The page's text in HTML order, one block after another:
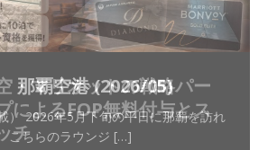
・マリオットの戦略パー
によるFOP無料付与とス
チ
那覇空港 (2026/05)
） 2026年5月下旬の平日に那覇を訪れ
こちらのラウンジ […]
Lounge スワ
際空港国内線ラウンジ
空港国際線ファースト
ジ (2026/01)
2026年1月、毎年恒例の新年の羽田
ウェイズ スワンナプー
内線ラウンジ (2026/01)
2026年1月上旬にバンコク経由でチ